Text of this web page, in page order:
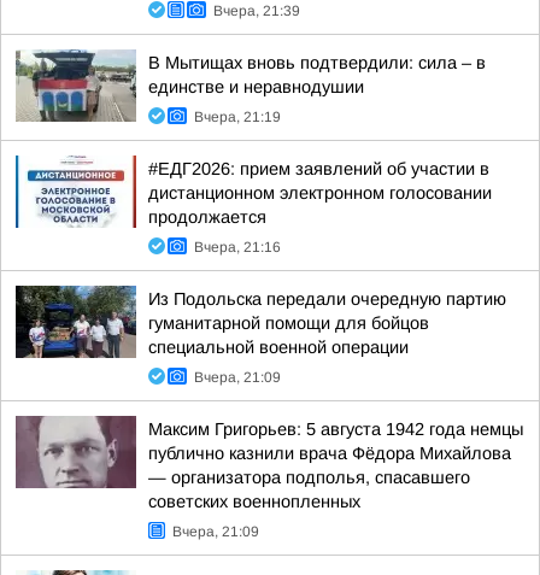
Вчера, 21:39
В Мытищах вновь подтвердили: сила – в
единстве и неравнодушии
Вчера, 21:19
#ЕДГ2026: прием заявлений об участии в
дистанционном электронном голосовании
продолжается
Вчера, 21:16
Из Подольска передали очередную партию
гуманитарной помощи для бойцов
специальной военной операции
Вчера, 21:09
Максим Григорьев: 5 августа 1942 года немцы
публично казнили врача Фёдора Михайлова
— организатора подполья, спасавшего
советских военнопленных
Вчера, 21:09